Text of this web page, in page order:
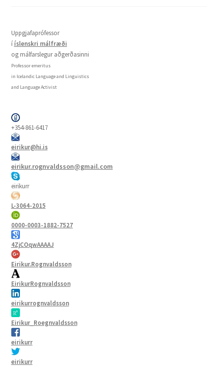
Uppgjafaprófessor
í íslenskri málfræði
og málfarslegur aðgerðasinni
Professor emeritus
in Icelandic Language and Linguistics
and Language Activist
+354-861-6417
eirikur@hi.is
eirikur.rognvaldsson@gmail.com
eirikurr
L-3064-2015
0000-0003-1882-7527
4ZjCOqwAAAAJ
Eirikur.Rognvaldsson
EirikurRognvaldsson
eirikurrognvaldsson
Eirikur_Roegnvaldsson
eirikurr
eirikurr